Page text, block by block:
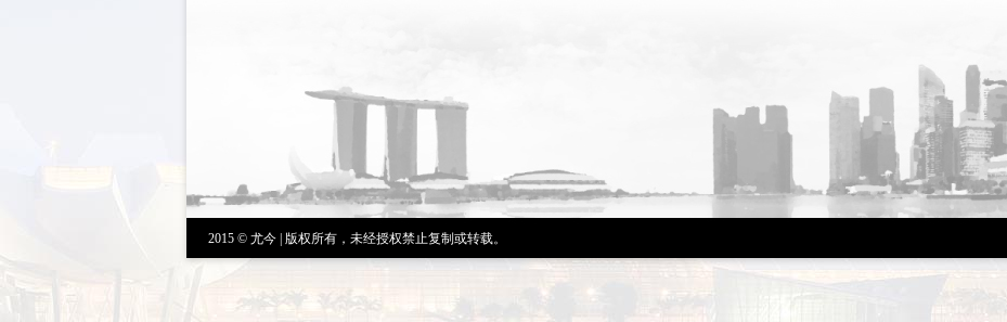
2015 © 尤今 | 版权所有，未经授权禁止复制或转载。